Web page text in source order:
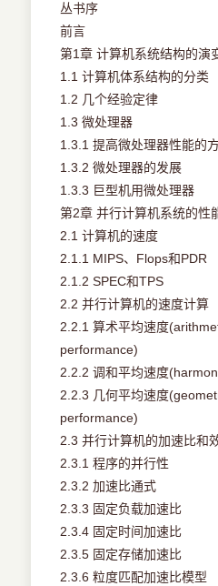
丛书序
前言
第1章 计算机系统结构的演
1.1 计算机体系结构的分类
1.2 几个经验定律
1.3 微处理器
1.3.1 提高微处理器性能的
1.3.2 微处理器的发展
1.3.3 巨型机用微处理器
第2章 并行计算机系统的性
2.1 计算机的速度
2.1.1 MIPS、Flops和PDR
2.1.2 SPEC和TPS
2.2 并行计算机的速度计算
2.2.1 算术平均速度
performance)
2.2.2 调和平均速度
2.2.3 几何平均速度
performance)
2.3 并行计算机的加速比和
2.3.1 程序的并行性
2.3.2 加速比通式
2.3.3 固定负载加速比
2.3.4 固定时间加速比
2.3.5 固定存储加速比
2.3.6 粒度匹配加速比模型